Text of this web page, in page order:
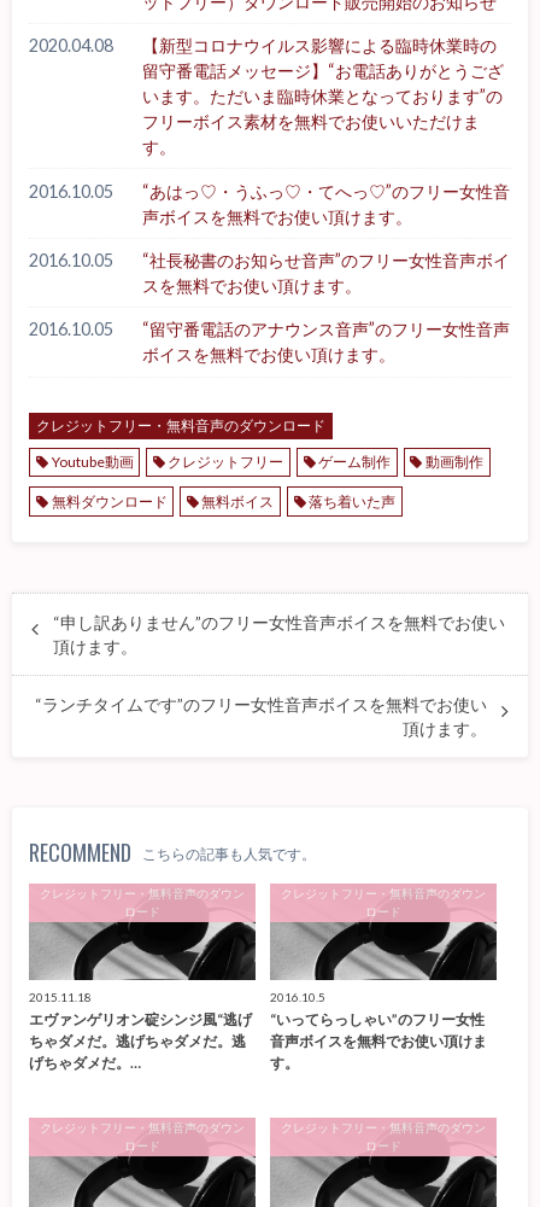
2020.04.08
【新型コロナウイルス影響による臨時休業時の
留守番電話メッセージ】“お電話ありがとうござ
います。ただいま臨時休業となっております”の
フリーボイス素材を無料でお使いいただけま
す。
2016.10.05
“あはっ♡・うふっ♡・てへっ♡”のフリー女性音
声ボイスを無料でお使い頂けます。
2016.10.05
“社長秘書のお知らせ音声”のフリー女性音声ボイ
スを無料でお使い頂けます。
2016.10.05
“留守番電話のアナウンス音声”のフリー女性音声
ボイスを無料でお使い頂けます。
クレジットフリー・無料音声のダウンロード
Youtube動画
クレジットフリー ゲーム制作 動画制作
無料ダウンロード 無料ボイス 落ち着いた声
“申し訳ありません”のフリー女性音声ボイスを無料でお使い
頂けます。
“ランチタイムです”のフリー女性音声ボイスを無料でお使い
頂けます。
RECOMMEND こちらの記事も人気です。
クレジットフリー・無料音声のダウン
ロード
2015.11.18
エヴァンゲリオン碇シンジ風“逃げ
ちゃダメだ。逃げちゃダメだ。逃
げちゃダメだ。…
クレジットフリー・無料音声のダウン
ロード
2016.10.5
“いってらっしゃい”のフリー女性
音声ボイスを無料でお使い頂けま
す。
クレジットフリー・無料音声のダウン
ロード
クレジットフリー・無料音声のダウン
ロード